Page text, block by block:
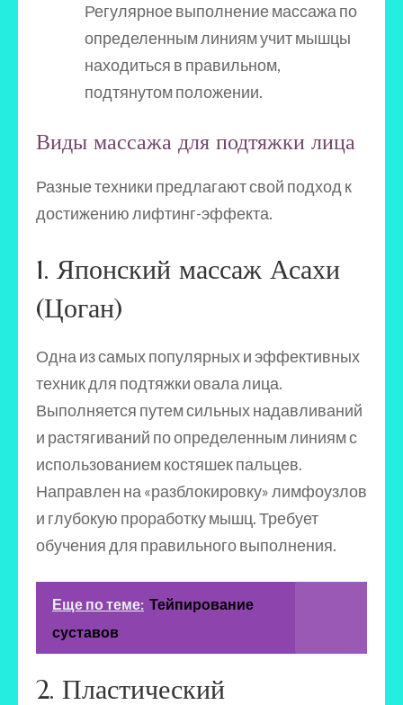
Регулярное выполнение массажа по
определенным линиям учит мышцы
находиться в правильном,
подтянутом положении.
Виды массажа для подтяжки лица
Разные техники предлагают свой подход к
достижению лифтинг-эффекта.
1. Японский массаж Асахи
(Цоган)
Одна из самых популярных и эффективных
техник для подтяжки овала лица.
Выполняется путем сильных надавливаний
и растягиваний по определенным линиям с
использованием костяшек пальцев.
Направлен на «разблокировку» лимфоузлов
и глубокую проработку мышц. Требует
обучения для правильного выполнения.
Еще по теме: Тейпирование
суставов
2. Пластический